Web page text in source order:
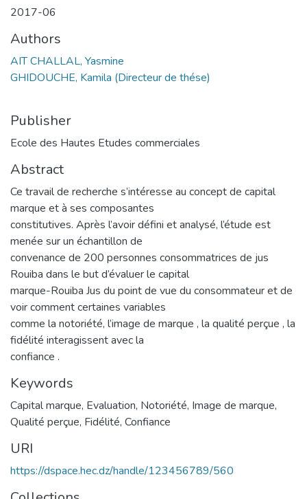
2017-06
Authors
AIT CHALLAL, Yasmine
GHIDOUCHE, Kamila (Directeur de thése)
Publisher
Ecole des Hautes Etudes commerciales
Abstract
Ce travail de recherche s’intéresse au concept de capital
marque et à ses composantes
constitutives. Après l’avoir défini et analysé, l’étude est
menée sur un échantillon de
convenance de 200 personnes consommatrices de jus
Rouiba dans le but d’évaluer le capital
marque-Rouiba Jus du point de vue du consommateur et de
voir comment certaines variables
comme la notoriété, l’image de marque , la qualité perçue , la
fidélité interagissent avec la
confiance .
Keywords
Capital marque, Evaluation, Notoriété, Image de marque,
Qualité perçue, Fidélité, Confiance
URI
https://dspace.hec.dz/handle/123456789/560